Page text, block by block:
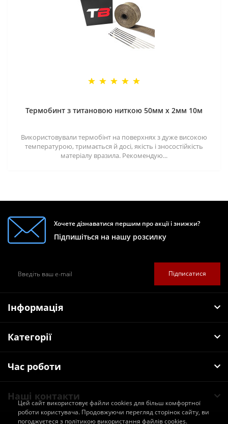
Термобинт з титановою ниткою 50мм х 2мм 10м
Використовували термобінт на поверхнях з дуже високою
температурою, тримається й досі, якість і зносостійкість
матеріалу вразила. Рекомендую...
Хочете дізнаватися першим про акції і знижки?
Підпишіться на нашу розсилку
Підписатися
Інформація
Категорії
Час роботи
Наші контакти
Цей сайт використовує файли cookies для більш комфортної
роботи користувача. Продовжуючи перегляд сторінок сайту, ви
погоджуєтеся з політикою використання файлів cookies.